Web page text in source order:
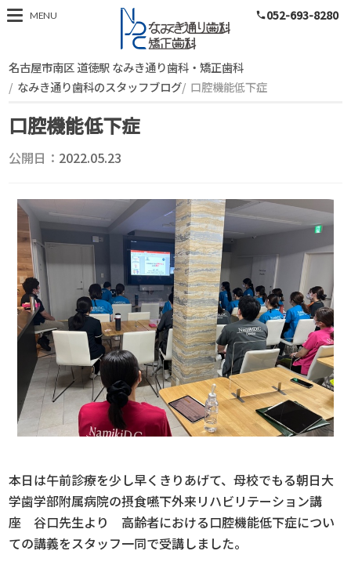
スタッフブログ
MENU phone052-693-8280
名古屋市南区 道徳駅 なみき通り歯科・矯正歯科
なみき通り歯科のスタッフブログ 口腔機能低下症
口腔機能低下症
公開日： 2022.05.23
本日は午前診療を少し早くきりあげて、母校でもる朝日大
学歯学部附属病院の摂食嚥下外来リハビリテーション講
座 谷口先生より 高齢者における口腔機能低下症につい
ての講義をスタッフ一同で受講しました。